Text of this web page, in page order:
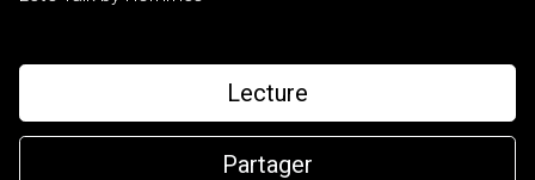
Lecture
Partager